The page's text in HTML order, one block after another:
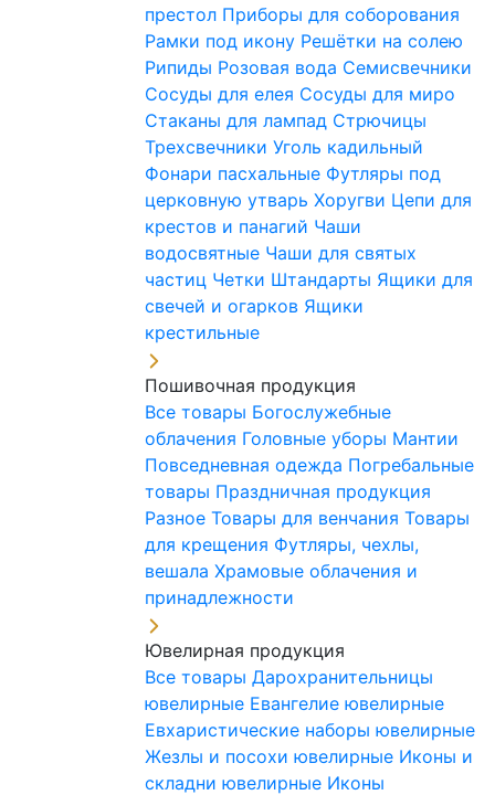
престол Приборы для соборования
Рамки под икону Решётки на солею
Рипиды Розовая вода Семисвечники
Сосуды для елея Сосуды для миро
Стаканы для лампад Стрючицы
Трехсвечники Уголь кадильный
Фонари пасхальные Футляры под
церковную утварь Хоругви Цепи для
крестов и панагий Чаши
водосвятные Чаши для святых
частиц Четки Штандарты Ящики для
свечей и огарков Ящики
крестильные
Пошивочная продукция
Все товары Богослужебные
облачения Головные уборы Мантии
Повседневная одежда Погребальные
товары Праздничная продукция
Разное Товары для венчания Товары
для крещения Футляры, чехлы,
вешала Храмовые облачения и
принадлежности
Ювелирная продукция
Все товары Дарохранительницы
ювелирные Евангелие ювелирные
Евхаристические наборы ювелирные
Жезлы и посохи ювелирные Иконы и
складни ювелирные Иконы